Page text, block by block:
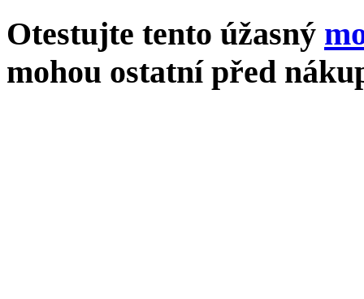
Otestujte tento úžasný
mohou ostatní před